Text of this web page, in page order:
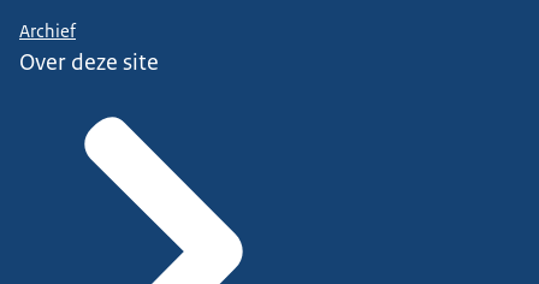
Archief
Over deze site